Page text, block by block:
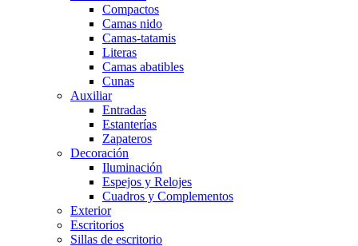
Compactos
Camas nido
Camas-tatamis
Literas
Camas abatibles
Cunas
Auxiliar
Entradas
Estanterías
Zapateros
Decoración
Iluminación
Espejos y Relojes
Cuadros y Complementos
Exterior
Escritorios
Sillas de escritorio